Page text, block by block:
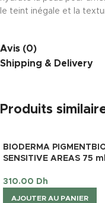
le teint inégale et la
Avis (0)
Shipping & Delivery
Produits
BIODERMA
SENSITIVE AREAS 75 ml
310.00 Dh
AJOUTER AU PANIER